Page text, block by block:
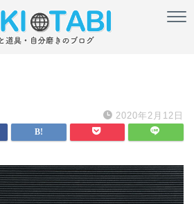
2020年2月12日